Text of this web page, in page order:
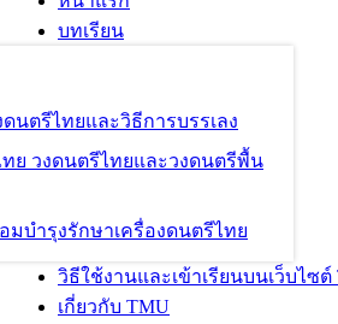
บทเรียน
ดนตรีไทยและวิธีการบรรเลง
ทย วงดนตรีไทยและวงดนตรีพื้น
มบำรุงรักษาเครื่องดนตรีไทย
วิธีใช้งานและเข้าเรียนบนเว็บไซต์
เกี่ยวกับ TMU